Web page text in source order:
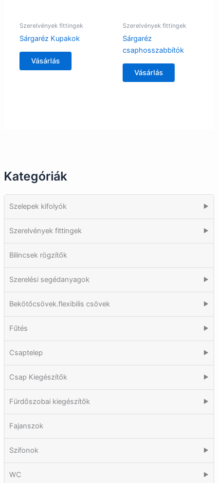
Kategóriák
Szelepek kifolyók ▶
Szerelvények fittingek ▶
Bilincsek rögzítők
Szerelési segédanyagok ▶
Bekötőcsövek.flexibilis csövek ▶
Fűtés ▶
Csaptelep ▶
Csap Kiegészítők ▶
Fürdőszobai kiegészítők ▶
Fajanszok
Szifonok ▶
WC ▶
Szerelvények fittingek
Sárgaréz Kupakok
Vásárlás
Szerelvények fittingek
Sárgaréz
csaphosszabbítók
Vásárlás